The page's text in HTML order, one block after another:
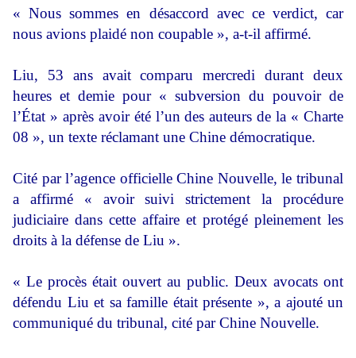
« Nous sommes en désaccord avec ce verdict, car
nous avions plaidé non coupable », a-t-il affirmé.
Liu, 53 ans avait comparu mercredi durant deux
heures et demie pour « subversion du pouvoir de
l’État » après avoir été l’un des auteurs de la « Charte
08 », un texte réclamant une Chine démocratique.
Cité par l’agence officielle Chine Nouvelle, le tribunal
a affirmé « avoir suivi strictement la procédure
judiciaire dans cette affaire et protégé pleinement les
droits à la défense de Liu ».
« Le procès était ouvert au public. Deux avocats ont
défendu Liu et sa famille était présente », a ajouté un
communiqué du tribunal, cité par Chine Nouvelle.